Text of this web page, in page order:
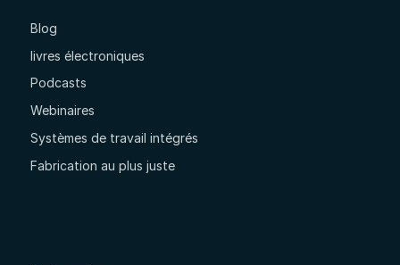
Blog
livres électroniques
Podcasts
Webinaires
Systèmes de travail intégrés
Fabrication au plus juste